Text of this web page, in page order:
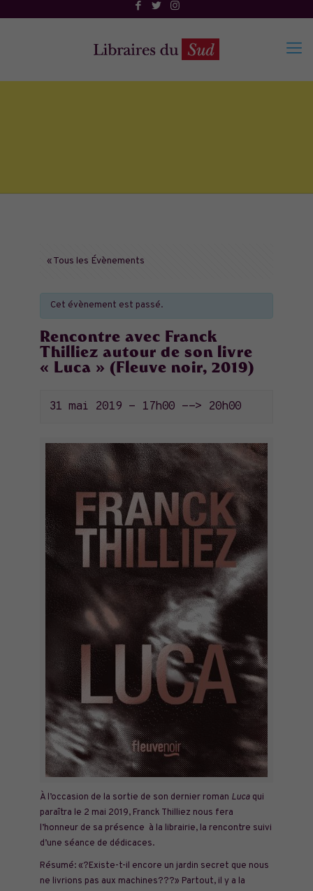
« Tous les Évènements
Cet évènement est passé.
Rencontre avec Franck
Thilliez autour de son livre
« Luca » (Fleuve noir, 2019)
31 mai 2019 - 17h00 --> 20h00
À l’occasion de la sortie de son dernier roman Lucaqui
paraîtra le 2 mai 2019, Franck Thilliez nous fera
l’honneur de sa présence à la librairie, la rencontre suivi
d’une séance de dédicaces.
Résumé: «?Existe-t-il encore un jardin secret que nous
ne livrions pas aux machines???» Partout, il y a la